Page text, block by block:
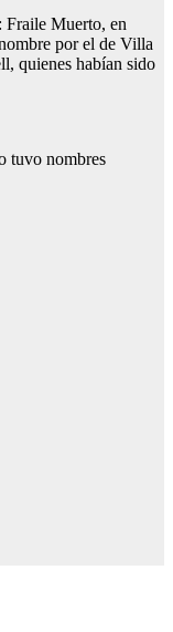
Fraile Muerto, en
por el de Villa
quienes habían sido
tuvo nombres